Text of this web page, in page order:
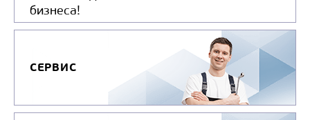
бизнеса!
СЕРВИС